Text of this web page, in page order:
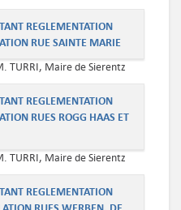
REGLEMENTATION
RUE SAINTE MARIE
TURRI, Maire de Sierentz
REGLEMENTATION
RUES ROGG HAAS ET
TURRI, Maire de Sierentz
REGLEMENTATION